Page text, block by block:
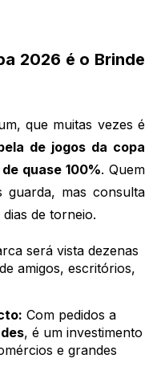
2026 é o Brinde
que muitas vezes é
de jogos da copa
quase 100%. Quem
guarda, mas consulta
de torneio.
será vista dezenas
amigos, escritórios,
Com pedidos a
, é um investimento
e grandes